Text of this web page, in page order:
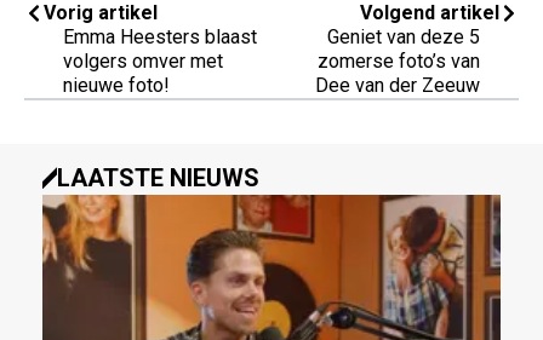
Vorig artikel
Emma Heesters blaast
volgers omver met
nieuwe foto!
Volgend artikel
Geniet van deze 5
zomerse foto’s van
Dee van der Zeeuw
LAATSTE NIEUWS